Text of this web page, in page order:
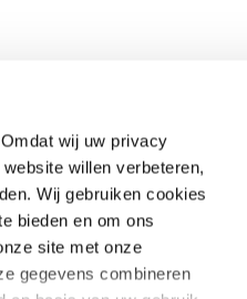
wij uw privacy
willen verbeteren,
Wij gebruiken cookies
bieden en om ons
site met onze
gegevens combineren